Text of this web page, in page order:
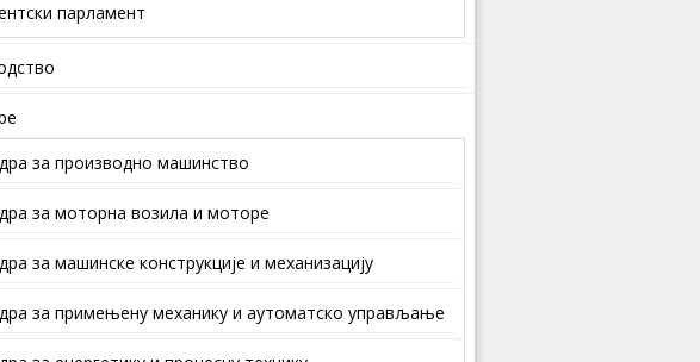
парламент
за производно машинство
за моторна возила и моторе
за машинске конструкције и механизацију
за примењену механику и аутоматско управљање